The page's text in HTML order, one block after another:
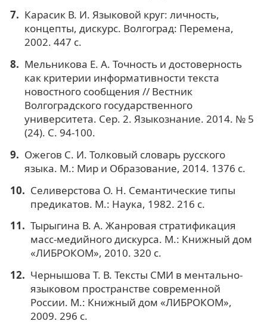
Карасик В. И. Языковой круг: личность,
концепты, дискурс. Волгоград: Перемена,
2002. 447 с.
Мельникова Е. А. Точность и достоверность
как критерии информативности текста
новостного сообщения // Вестник
Волгоградского государственного
университета. Сер. 2. Языкознание. 2014. № 5
(24). С. 94-100.
Ожегов С. И. Толковый словарь русского
языка. М.: Мир и Образование, 2014. 1376 с.
Селиверстова О. Н. Семантические типы
предикатов. М.: Наука, 1982. 216 с.
Тырыгина В. А. Жанровая стратификация
масс-медийного дискурса. М.: Книжный дом
«ЛИБРОКОМ», 2010. 320 с.
Чернышова Т. В. Тексты СМИ в ментально-
языковом пространстве современной
России. М.: Книжный дом «ЛИБРОКОМ»,
2009. 296 с.